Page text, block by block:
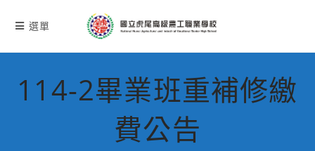
選單
114-2畢業班重補修繳
費公告